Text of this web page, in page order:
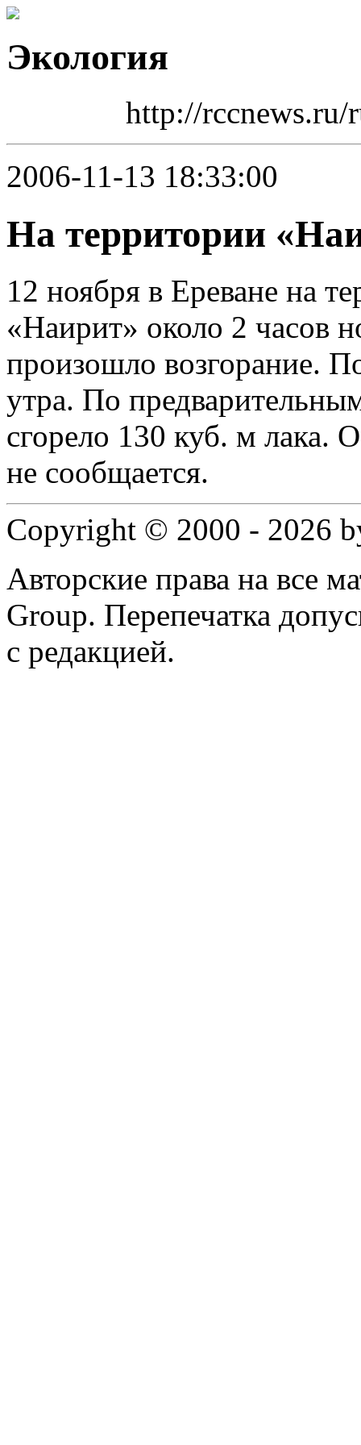
Экология
http://rccnews.ru/
2006-11-13 18:33:00
На территории
12 ноября в Ереване на
«Наирит» около 2 часов
произошло возгорание.
утра. По
сгорело 130 куб. м лака.
не сообщается.
Copyright © 2000 - 2026
Авторские права на все
Group. Перепечатка
с редакцией.